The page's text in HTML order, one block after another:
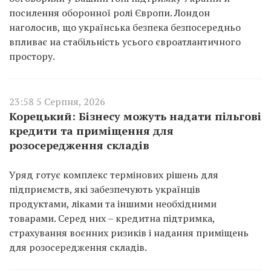
посилення оборонної ролі Європи. Лондон
наголосив, що українська безпека безпосередньо
впливає на стабільність усього євроатлантичного
простору.
23:58 5 Серпня, 2026
Корецький: Бізнесу можуть надати пільгові
кредити та приміщення для
розосередження складів
Уряд готує комплекс термінових рішень для
підприємств, які забезпечують українців
продуктами, ліками та іншими необхідними
товарами. Серед них – кредитна підтримка,
страхування воєнних ризиків і надання приміщень
для розосередження складів.